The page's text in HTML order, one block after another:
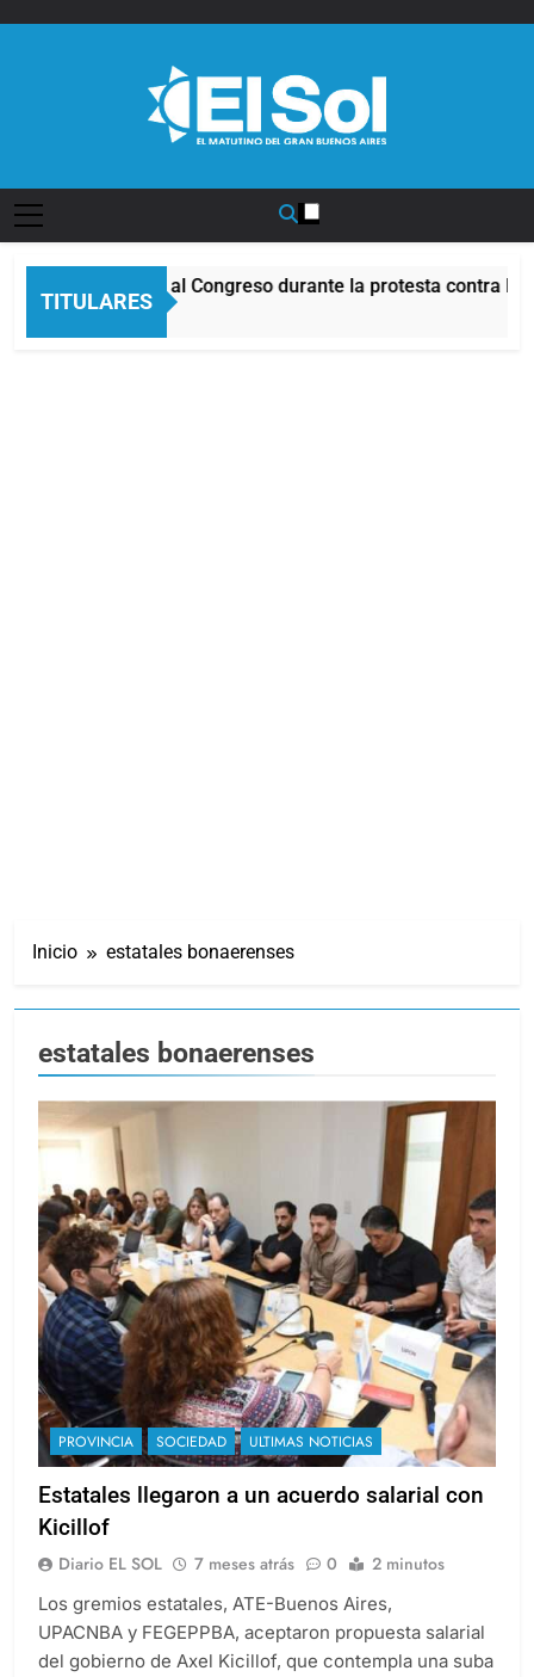
TITULARES
frente al Congreso durante la protesta contra la Ley
Atrás
Inicio estatales bonaerenses
estatales bonaerenses
PROVINCIA SOCIEDAD ULTIMAS NOTICIAS
Estatales llegaron a un acuerdo salarial con
Kicillof
Diario EL SOL 7 meses atrás 0 2 minutos
Los gremios estatales, ATE-Buenos Aires,
UPACNBA y FEGEPPBA, aceptaron propuesta salarial
del gobierno de Axel Kicillof, que contempla una suba